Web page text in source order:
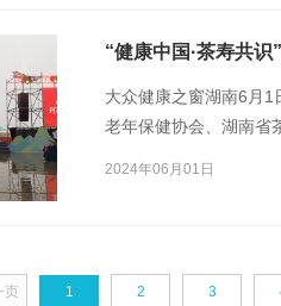
大众健康之窗湖南6月
老年保健协会、湖南省
2024年06月01日
页 1 2 3